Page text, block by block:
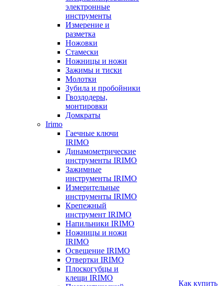
электронные
инструменты
Измерение и
разметка
Ножовки
Стамески
Ножницы и ножи
Зажимы и тиски
Молотки
Зубила и пробойники
Гвоздодеры,
монтировки
Домкраты
Irimo
Гаечные ключи
IRIMO
Динамометрические
инструменты IRIMO
Зажимные
инструменты IRIMO
Измерительные
инструменты IRIMO
Крепежный
инструмент IRIMO
Напильники IRIMO
Ножницы и ножи
IRIMO
Освещение IRIMO
Отвертки IRIMO
Плоскогубцы и
клещи IRIMO
Как купить